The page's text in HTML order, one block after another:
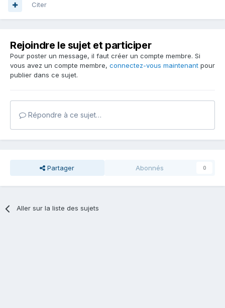
Citer
Rejoindre le sujet et participer
Pour poster un message, il faut créer un compte membre. Si
vous avez un compte membre, connectez-vous maintenant pour
publier dans ce sujet.
Répondre à ce sujet…
Partager Abonnés 0
Aller sur la liste des sujets